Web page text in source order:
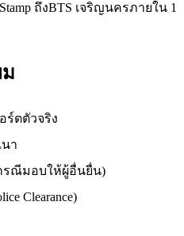
ถึงBTS เจริญนครภายใน 1
ม
ร์ตตัวจริง
า
รณีมอบให้ผู้อื่นยื่น)
Clearance)